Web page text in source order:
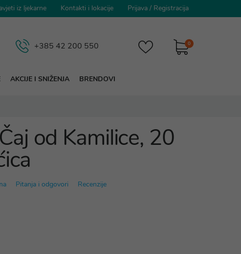
iz ljekarne Kontakti i lokacije Prijava / Registracija
0
+385 42 200 550
AKCIJE I SNIŽENJA BRENDOVI
od Kamilice, 20
Pitanja i odgovori Recenzije